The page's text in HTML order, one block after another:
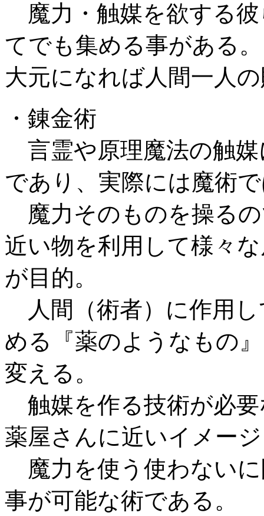
魔力・触媒を欲する
てでも集める事がある
大元になれば人間一人
・錬金術
言霊や原理魔法の触
であり、実際には魔術
魔力そのものを操る
近い物を利用して様々
が目的。
人間（術者）に作用し
める『薬のようなもの
変える。
触媒を作る技術が必
薬屋さんに近いイメー
魔力を使う使わない
事が可能な術である。